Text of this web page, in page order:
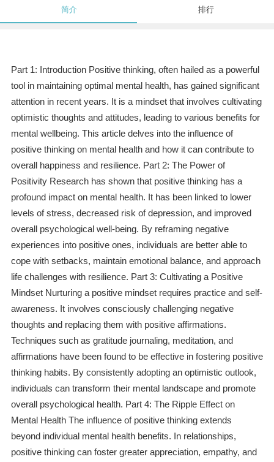
简介 排行
Part 1: Introduction Positive thinking, often hailed as a powerful
tool in maintaining optimal mental health, has gained significant
attention in recent years. It is a mindset that involves cultivating
optimistic thoughts and attitudes, leading to various benefits for
mental wellbeing. This article delves into the influence of
positive thinking on mental health and how it can contribute to
overall happiness and resilience. Part 2: The Power of
Positivity Research has shown that positive thinking has a
profound impact on mental health. It has been linked to lower
levels of stress, decreased risk of depression, and improved
overall psychological well-being. By reframing negative
experiences into positive ones, individuals are better able to
cope with setbacks, maintain emotional balance, and approach
life challenges with resilience. Part 3: Cultivating a Positive
Mindset Nurturing a positive mindset requires practice and self-
awareness. It involves consciously challenging negative
thoughts and replacing them with positive affirmations.
Techniques such as gratitude journaling, meditation, and
affirmations have been found to be effective in fostering positive
thinking habits. By consistently adopting an optimistic outlook,
individuals can transform their mental landscape and promote
overall psychological health. Part 4: The Ripple Effect on
Mental Health The influence of positive thinking extends
beyond individual mental health benefits. In relationships,
positive thinking can foster greater appreciation, empathy, and